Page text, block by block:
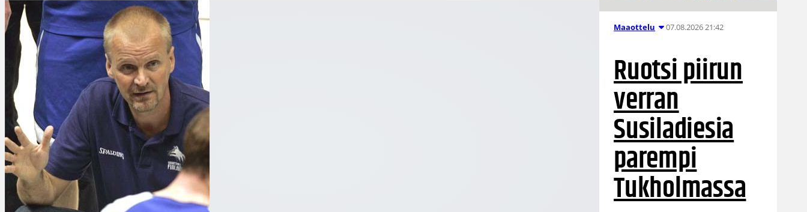
Maaottelu 07.08.2026 21:42
Ruotsi piirun
verran
Susiladiesia
parempi
Tukholmassa